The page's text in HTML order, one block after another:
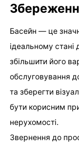
Басейн — це
ідеальному стані
збільшити його
обслуговування
та зберегти
бути корисним
нерухомості.
Звернення до